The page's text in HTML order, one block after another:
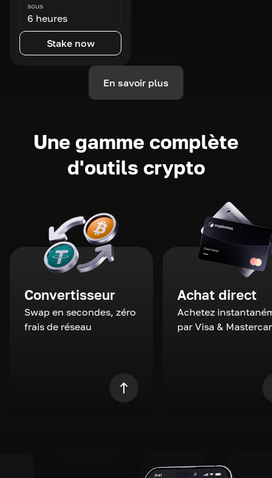
sous
6 heures
Stake now
En savoir plus
Une gamme complète
d'outils crypto
Convertisseur
Swap en secondes, zéro
frais de réseau
Achat direct
Achetez
par Visa &